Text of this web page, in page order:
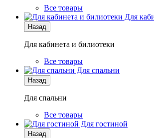
Все товары
Для
Назад
Для кабинета и билиотеки
Все товары
Для спальни
Назад
Для спальни
Все товары
Для гостиной
Назад